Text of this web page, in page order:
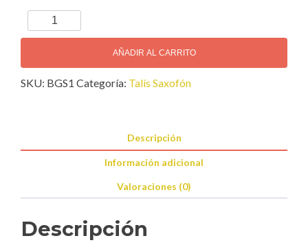
Talí
para
Saxofón
AÑADIR AL CARRITO
SKU: BGS1 Categoría: Talís Saxofón
Descripción
Información adicional
Valoraciones (0)
Descripción